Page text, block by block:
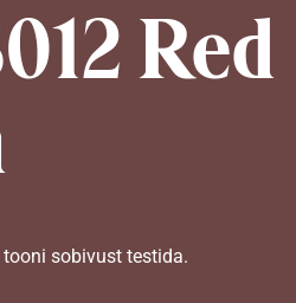
Red
sobivust testida.